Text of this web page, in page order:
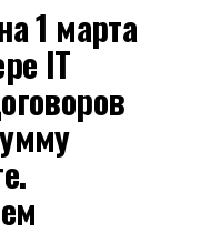
1 марта
IT